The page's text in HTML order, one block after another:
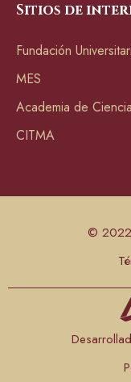
Sitios de
Fundación
MES
Academia de
CITMA
© 2022